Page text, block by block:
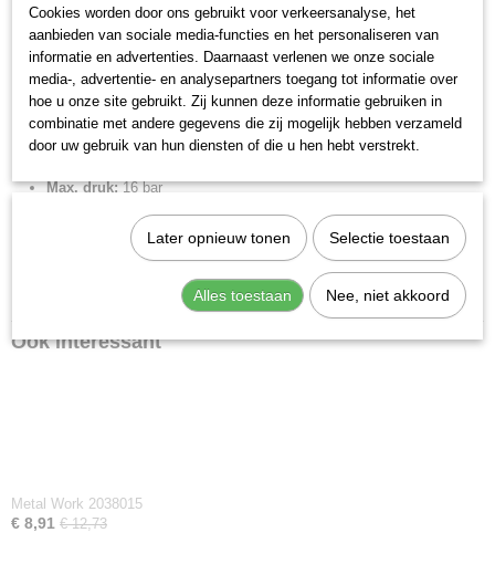
2L38011
EAN code
8024986212181
Productcode leverancier
2L38011
Netto gewicht
0,03 Kg
RL38 T-inschroef zij 8x1/4 draaibaar.
Insteekkoppeling metrisch, T draaibaar.
Merk:Metal Work
Max. druk:16 bar
-0.99 bar
80 °C
Ook interessant
Metal Work 2038015
€ 8,91 € 12,73
Cookies worden door ons gebruikt voor verkeersanalyse, het
aanbieden van sociale media-functies en het personaliseren van
informatie en advertenties. Daarnaast verlenen we onze sociale
media-, advertentie- en analysepartners toegang tot informatie over
hoe u onze site gebruikt. Zij kunnen deze informatie gebruiken in
combinatie met andere gegevens die zij mogelijk hebben verzameld
door uw gebruik van hun diensten of die u hen hebt verstrekt.
Later opnieuw tonen Selectie toestaan
Alles toestaan Nee, niet akkoord